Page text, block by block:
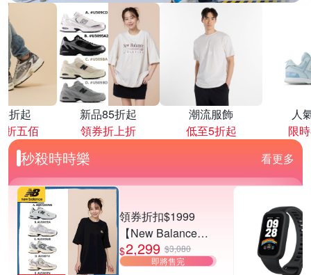
折起
折五佰
新品85折起
領券折上折
潮流服飾
低至5折起
人
限
秒殺時時樂 看更多
領券折扣$1999
【New Balance】
530系列復古鞋_中
性_5款任選
$2,299 $3,080
即將售完